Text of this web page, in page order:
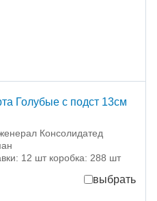
Голубые с подст 13см
Консолидатед
12 шт коробка: 288 шт
выбрать